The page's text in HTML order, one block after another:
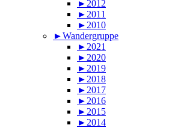
►2012
►2011
►2010
►Wandergruppe
►2021
►2020
►2019
►2018
►2017
►2016
►2015
►2014